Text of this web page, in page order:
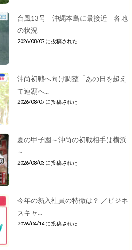
台風13号 沖縄本島に最接近 各地
の状況
2026/08/07 に投稿された
沖尚初戦へ向け調整「あの日を超え
て連覇へ...
2026/08/07 に投稿された
夏の甲子園～沖尚の初戦相手は横浜
～
2026/08/03 に投稿された
今年の新入社員の特徴は？ ／ビジネ
スキャ...
2026/04/14 に投稿された